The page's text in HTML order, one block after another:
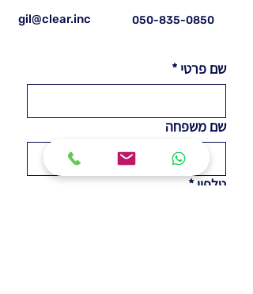
gil@clear.inc 050-835-0850
שם פרטי *
שם משפחה
טלפון*